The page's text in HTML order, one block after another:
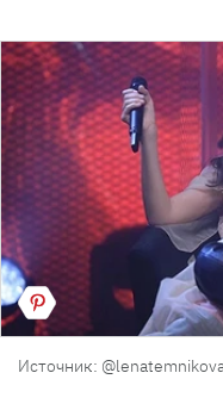
Источник: